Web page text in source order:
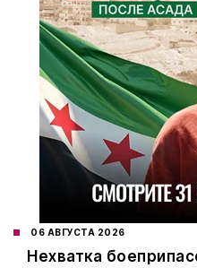
06 АВГУСТА 2026
Нехватка